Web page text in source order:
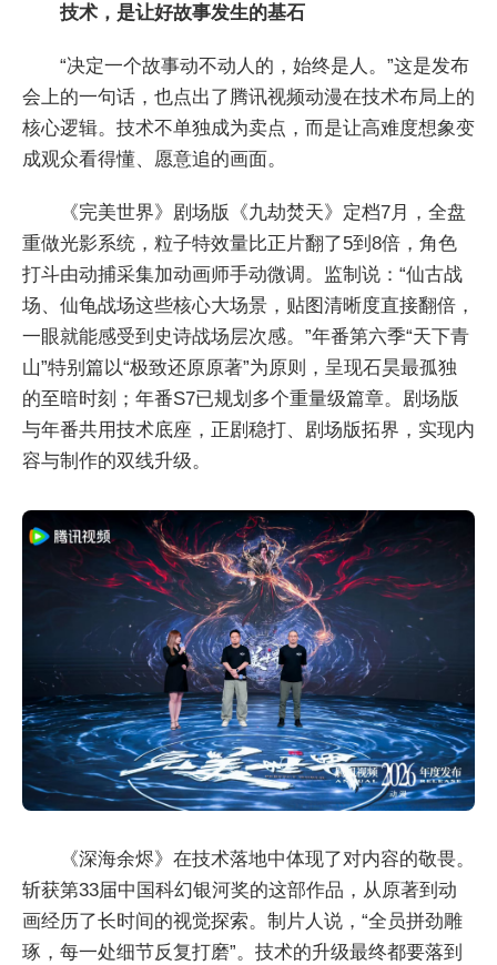
技术，是让好故事发生的基石
“决定一个故事动不动人的，始终是人。”这是发布
会上的一句话，也点出了腾讯视频动漫在技术布局上的
核心逻辑。技术不单独成为卖点，而是让高难度想象变
成观众看得懂、愿意追的画面。
《完美世界》剧场版《九劫焚天》定档7月，全盘
重做光影系统，粒子特效量比正片翻了5到8倍，角色
打斗由动捕采集加动画师手动微调。监制说：“仙古战
场、仙龟战场这些核心大场景，贴图清晰度直接翻倍，
一眼就能感受到史诗战场层次感。”年番第六季“天下青
山”特别篇以“极致还原原著”为原则，呈现石昊最孤独
的至暗时刻；年番S7已规划多个重量级篇章。剧场版
与年番共用技术底座，正剧稳打、剧场版拓界，实现内
容与制作的双线升级。
《深海余烬》在技术落地中体现了对内容的敬畏。
斩获第33届中国科幻银河奖的这部作品，从原著到动
画经历了长时间的视觉探索。制片人说，“全员拼劲雕
琢，每一处细节反复打磨”。技术的升级最终都要落到